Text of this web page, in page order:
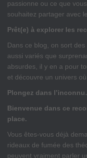
passionne ou ce que
souhaitez partager avec
Prêt(e) à explorer les
Dans ce blog, on sort
aussi variés que
absurdes, il y en a pour
et découvre un univers
Plongez dans
Bienvenue dans ce
place.
Vous êtes-vous déjà
rideaux de fumée des
peuvent vraiment parler